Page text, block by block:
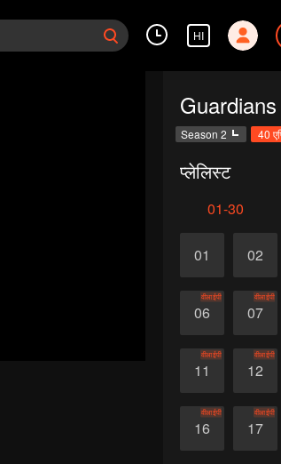
HI
Season 2 40
प्लेलिस्ट
01-30
01 02
06
वीआईपी
07
वीआईपी
11
वीआईपी
12
वीआईपी
16
वीआईपी
17
वीआईपी